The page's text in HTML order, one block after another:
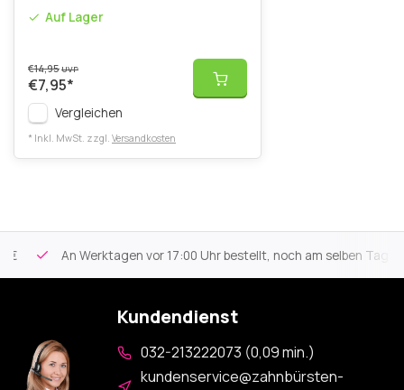
Auf Lager
€14,95UVP
€7,95*
Vergleichen
* Inkl. MwSt. zzgl. Versandkosten
An Werktagen vor 17:00 Uhr bestellt, noch am selben Tag
Kundendienst
032-213222073 (0,09 min.)
kundenservice@zahnbürsten-